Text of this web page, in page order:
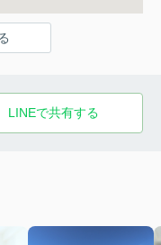
LINEで共有する